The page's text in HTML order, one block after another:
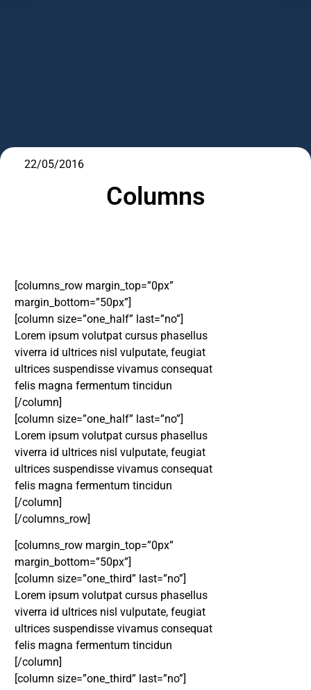
22/05/2016
Columns
[columns_row margin_top=”0px”
margin_bottom=”50px”]
[column size=”one_half” last=”no”]
Lorem ipsum volutpat cursus phasellus
viverra id ultrices nisl vulputate, feugiat
ultrices suspendisse vivamus consequat
felis magna fermentum tincidun
[/column]
[column size=”one_half” last=”no”]
Lorem ipsum volutpat cursus phasellus
viverra id ultrices nisl vulputate, feugiat
ultrices suspendisse vivamus consequat
felis magna fermentum tincidun
[/column]
[/columns_row]
[columns_row margin_top=”0px”
margin_bottom=”50px”]
[column size=”one_third” last=”no”]
Lorem ipsum volutpat cursus phasellus
viverra id ultrices nisl vulputate, feugiat
ultrices suspendisse vivamus consequat
felis magna fermentum tincidun
[/column]
[column size=”one_third” last=”no”]